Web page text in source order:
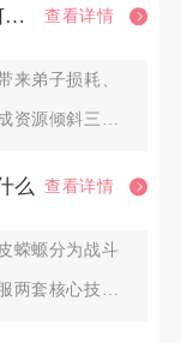
大掌门2小李组合刷江湖对身体有何影响 查看详情
来弟子损耗、
资源倾斜三大
么 查看详情
蝾螈分为战斗
两套核心技